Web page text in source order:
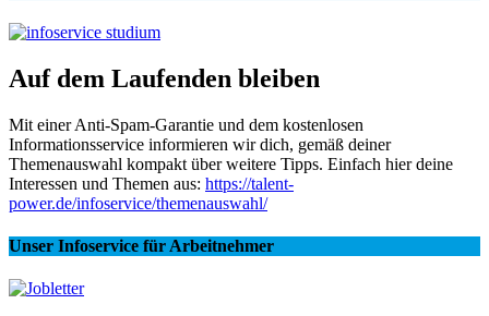
Auf dem Laufenden bleiben
Mit einer Anti-Spam-Garantie und dem kostenlosen
Informationsservice informieren wir dich, gemäß deiner
Themenauswahl kompakt über weitere Tipps. Einfach hier deine
Interessen und Themen aus: https://talent-
power.de/infoservice/themenauswahl/
Unser Infoservice für Arbeitnehmer